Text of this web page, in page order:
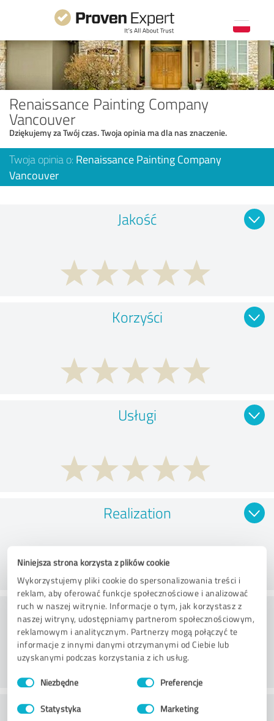
Niniejsza strona korzysta z plików cookie
Wykorzystujemy pliki cookie do spersonalizowania treści i
reklam, aby oferować funkcje społecznościowe i analizować
ruch w naszej witrynie. Informacje o tym, jak korzystasz z
naszej witryny, udostępniamy partnerom społecznościowym,
reklamowym i analitycznym. Partnerzy mogą połączyć te
informacje z innymi danymi otrzymanymi od Ciebie lub
uzyskanymi podczas korzystania z ich usług.
Wybór
zgody Niezbędne Preferencje
Statystyka Marketing
Renaissance Painting Company
Vancouver
Dziękujemy za Twój czas. Twoja opinia ma dla nas znaczenie.
Twoja opinia o: Renaissance Painting Company
Vancouver
Jakość
Korzyści
Usługi
Realization
Doradztwo
Obsługa klienta